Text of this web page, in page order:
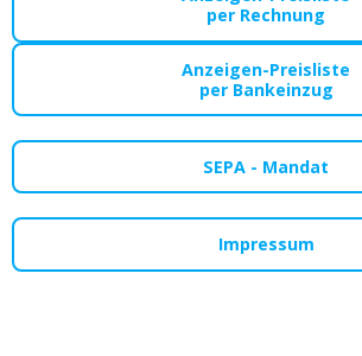
per Rechnung
Anzeigen-Preisliste
per Bankeinzug
SEPA - Mandat
Impressum